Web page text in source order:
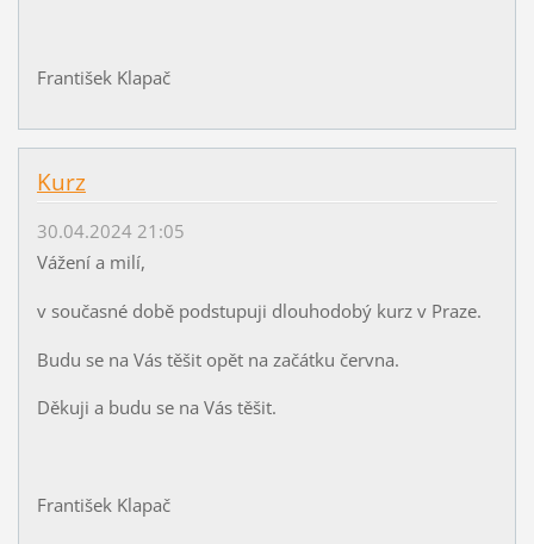
František Klapač
Kurz
30.04.2024 21:05
Vážení a milí,
v současné době podstupuji dlouhodobý kurz v Praze.
Budu se na Vás těšit opět na začátku června.
Děkuji a budu se na Vás těšit.
František Klapač